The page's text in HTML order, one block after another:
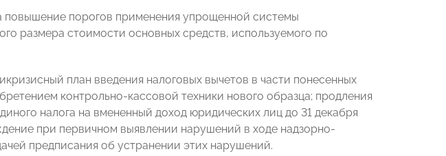
порогов применения упрощенной системы
размера стоимости основных средств, используемого по
план введения налоговых вычетов в части понесенных
контрольно-кассовой техники нового образца; продления
налога на вмененный доход юридических лиц до 31 декабря
при первичном выявлении нарушений в ходе надзорно-
предписания об устранении этих нарушений.